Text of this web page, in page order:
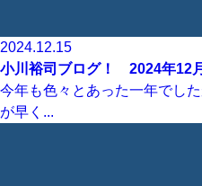
2024.12.15
小川裕司ブログ！ 2024年12
今年も色々とあった一年でし
が早く...